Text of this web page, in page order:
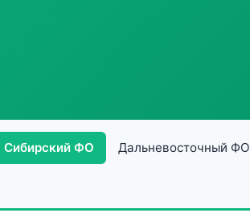
Сибирский ФО Дальневосточный ФО